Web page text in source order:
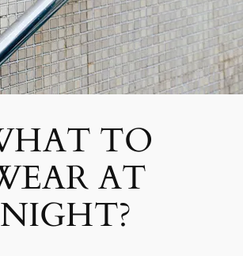
TO
AT
NIGHT?